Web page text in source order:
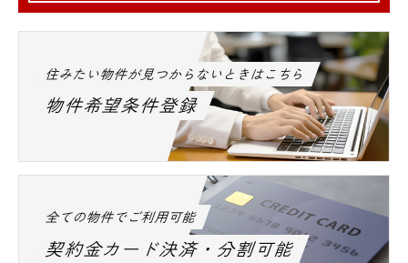
住みたい物件が見つからないときはこちら
物件希望条件登録
全ての物件でご利用可能
契約金カード決済・分割可能